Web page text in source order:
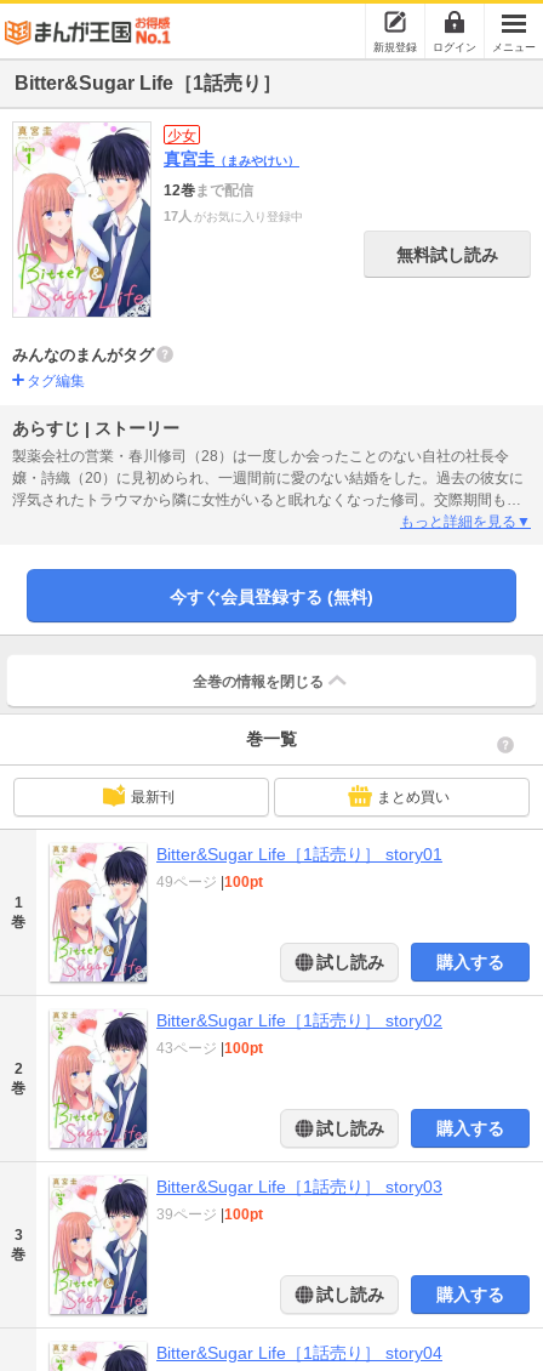
新規登録 ログイン メニュー
Bitter&Sugar Life［1話売り］
少女
真宮圭 （まみやけい）
12巻まで配信
17人 がお気に入り登録中
無料試し読み
みんなのまんがタグ
タグ編集
あらすじ | ストーリー
製薬会社の営業・春川修司（28）は一度しか会ったことのない自社の社長令
嬢・詩織（20）に見初められ、一週間前に愛のない結婚をした。過去の彼女に
浮気されたトラウマから隣に女性がいると眠れなくなった修司。交際期間も無
く、お互いの事をよく知らない生活が始まり、同じベッドで寝ることもない
て…！？（４７P）
もっと詳細を見る▼
今すぐ会員登録する (無料)
全巻の情報を 閉じる
巻一覧
最新刊 まとめ買い
1
巻
Bitter&Sugar Life［1話売り］ story01
49ページ 100pt
試し読み 購入する
2
巻
Bitter&Sugar Life［1話売り］ story02
43ページ 100pt
試し読み 購入する
3
巻
Bitter&Sugar Life［1話売り］ story03
39ページ 100pt
試し読み 購入する
Bitter&Sugar Life［1話売り］ story04